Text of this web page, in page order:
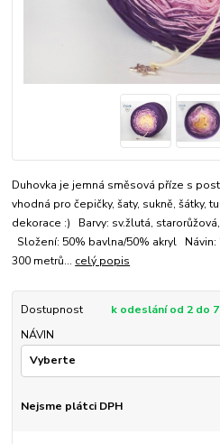
Duhovka je jemná směsová příze s
vhodná pro čepičky, šaty, sukně, šátky,
dekorace :) Barvy: sv.žlutá,
Složení: 50% bavlna/50% akryl Návin:
300 metrů... celý popis
Dostupnost
k odeslání od 2 do
NÁVIN
Nejsme plátci DPH